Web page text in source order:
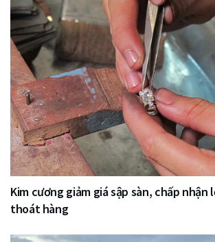
Kim cương giảm giá sập sàn, chấp nhận
thoát hàng